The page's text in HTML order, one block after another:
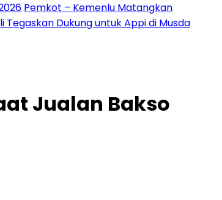
Pemkot – Kemenlu Matangkan
Tegaskan Dukung untuk Appi di Musda
Jualan Bakso